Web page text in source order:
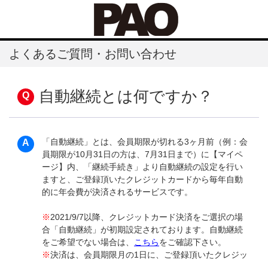
よくあるご質問・お問い合わせ
自動継続とは何ですか？
「自動継続」とは、会員期限が切れる3ヶ月前（例：会
員期限が10月31日の方は、7月31日まで）に【マイペ
ージ】内、「継続手続き」より自動継続の設定を行い
ますと、ご登録頂いたクレジットカードから毎年自動
的に年会費が決済されるサービスです。
※2021/9/7以降、クレジットカード決済をご選択の場
合「自動継続」が初期設定されております。自動継続
をご希望でない場合は、
こちらをご確認下さい。
※決済は、会員期限月の1日に、ご登録頂いたクレジッ